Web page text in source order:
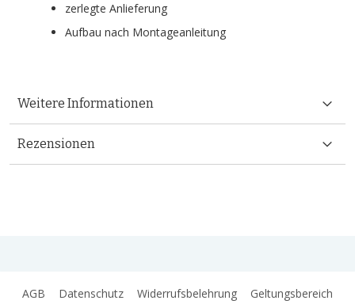
zerlegte Anlieferung
Aufbau nach Montageanleitung
Weitere Informationen
Rezensionen
AGB Datenschutz Widerrufsbelehrung Geltungsbereich